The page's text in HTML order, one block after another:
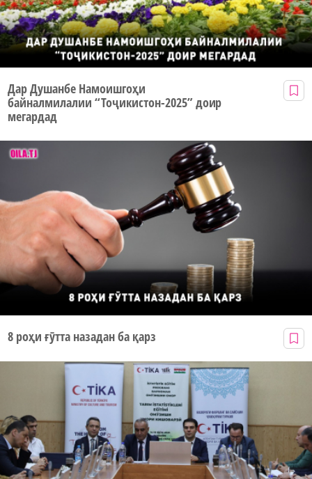
Дар Душанбе Намоишгоҳи
байналмилалии “Тоҷикистон-2025” доир
мегардад
8 роҳи ғӯтта назадан ба қарз